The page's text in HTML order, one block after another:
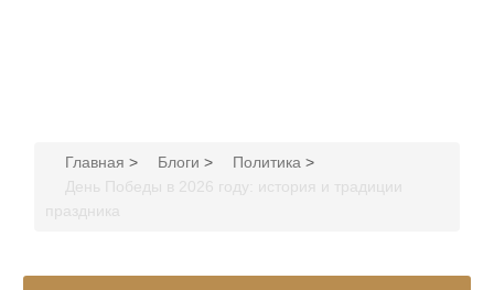
Главная > Блоги > Политика >
День Победы в 2026 году: история и традиции
праздника